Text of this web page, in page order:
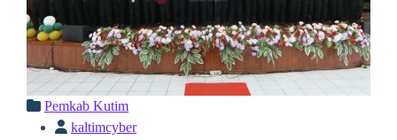
Pemkab Kutim
kaltimcyber